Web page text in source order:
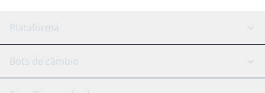
Plataforma
Bot GRID
Bots de câmbio